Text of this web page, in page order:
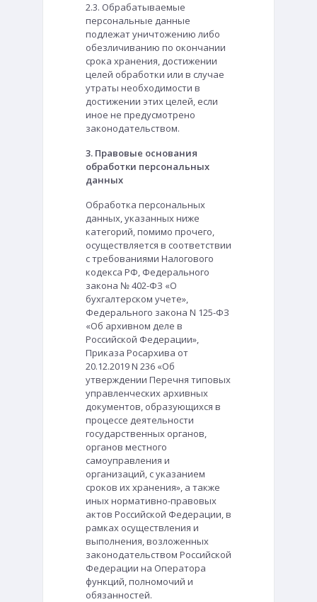
2.3. Обрабатываемые
персональные данные
подлежат уничтожению либо
обезличиванию по окончании
срока хранения, достижении
целей обработки или в случае
утраты необходимости в
достижении этих целей, если
иное не предусмотрено
законодательством.
3. Правовые основания
обработки персональных
данных
Обработка персональных
данных, указанных ниже
категорий, помимо прочего,
осуществляется в соответствии
с требованиями Налогового
кодекса РФ, Федерального
закона № 402-ФЗ «О
бухгалтерском учете»,
Федерального закона N 125-ФЗ
«Об архивном деле в
Российской Федерации»,
Приказа Росархива от
20.12.2019 N 236 «Об
утверждении Перечня типовых
управленческих архивных
документов, образующихся в
процессе деятельности
государственных органов,
органов местного
самоуправления и
организаций, с указанием
сроков их хранения», а также
иных нормативно-правовых
актов Российской Федерации, в
рамках осуществления и
выполнения, возложенных
законодательством Российской
Федерации на Оператора
функций, полномочий и
обязанностей.